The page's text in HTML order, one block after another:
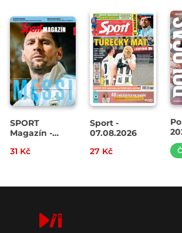
SPORT
Magazín -
31 Kč
Sport -
07.08.2026
27 Kč